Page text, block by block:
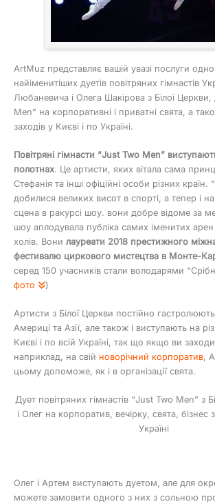
ArtMuz представляє вашій увазі послуги
найіменитіших дуетів повітряних гімнастів
Любаневича і Олега Шакірова з Білої Церкви,
Men” на корпоративні і приватні свята, а
заходів у Києві і по Україні.
Повітряні гімнасти “Just Two Men”
полотнах. Це артисти, яких вітала сама
Стефанія та інші офіційні особи різних
добилися великих висот в спорті, а тепер і
сцена в ракурсі шоу. вони добре відоме за
шоу аплодувала публіка самих іменитих арен
холів. Вони лауреати 2018 престижного
фестивалю циркового мистецтва в Монте-
серед 150 учасників стали володарями
фото
)
Артисти з Білої Церкви постійно
Америці та Азії, але також і виступають на
Києві і по всій Україні, так що якщо ви
наприклад, на свій новорічний корпоратив,
цьому допоможе, як і в організації свята.
Дует повітряних гімнастів “Just Two Men” з
і Олег на корпоратив, вечірку, свята, бізнес
Україні
Олег і Артем виступають дуетом, але для
можете замовити одного з них з сольною